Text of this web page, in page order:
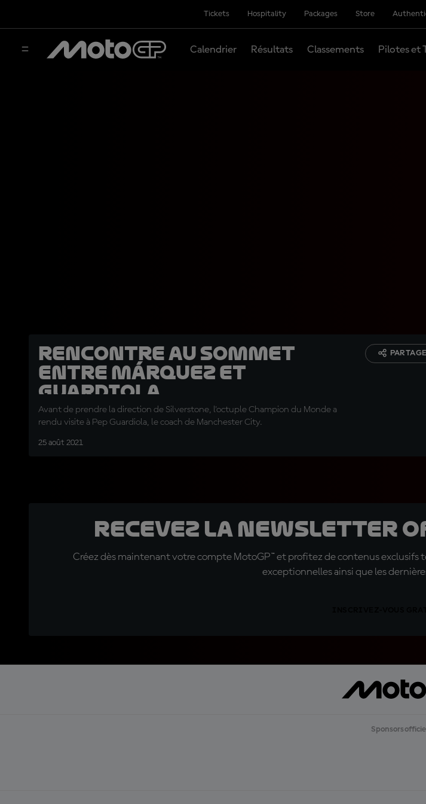
Tickets Hospitality Packages Store
Calendrier Résultats Classements Pilotes et
Rencontre au sommet
entre Márquez et
Guardiola
Avant de prendre la direction de Silverstone, l'octuple Champion du Monde a
rendu visite à Pep Guardiola, le coach de Manchester City.
25 août 2021
Recevez la Newsletter
Créez dès maintenant votre compte MotoGP™ et profitez de contenus exclusifs
exceptionnelles ainsi que les
Sponsors